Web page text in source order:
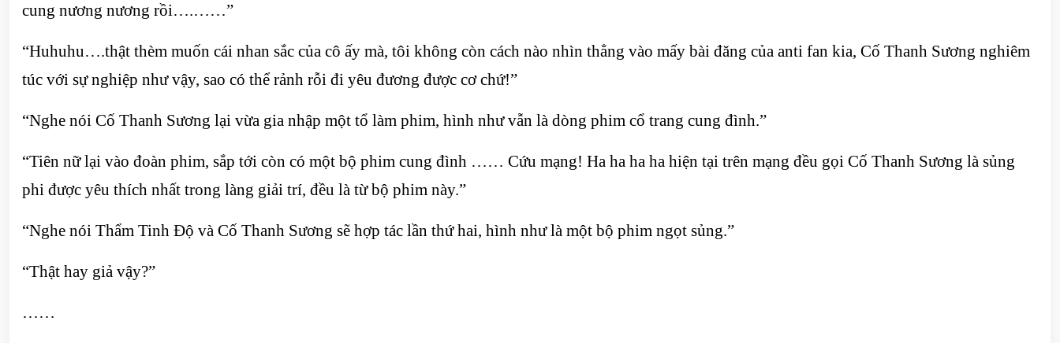
cung nương nương rồi….……”
“Huhuhu….thật thèm muốn cái nhan sắc của cô ấy mà, tôi không còn cách nào nhìn thẳng vào mấy bài đăng của anti fan kia, Cố Thanh Sương nghiêm
túc với sự nghiệp như vậy, sao có thể rảnh rỗi đi yêu đương được cơ chứ!”
“Nghe nói Cố Thanh Sương lại vừa gia nhập một tổ làm phim, hình như vẫn là dòng phim cổ trang cung đình.”
“Tiên nữ lại vào đoàn phim, sắp tới còn có một bộ phim cung đình …… Cứu mạng! Ha ha ha ha hiện tại trên mạng đều gọi Cố Thanh Sương là sủng
phi được yêu thích nhất trong làng giải trí, đều là từ bộ phim này.”
“Nghe nói Thẩm Tinh Độ và Cố Thanh Sương sẽ hợp tác lần thứ hai, hình như là một bộ phim ngọt sủng.”
“Thật hay giả vậy?”
……